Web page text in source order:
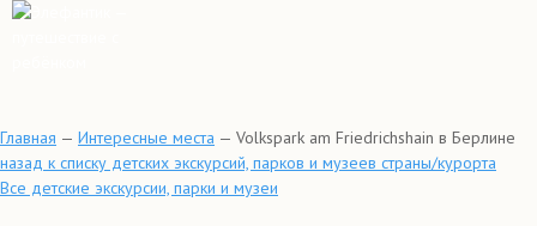
Главная — Интересные места — Volkspark am Friedrichshain в Берлине
назад к списку детских экскурсий, парков и музеев страны/курорта
Все детские экскурсии, парки и музеи